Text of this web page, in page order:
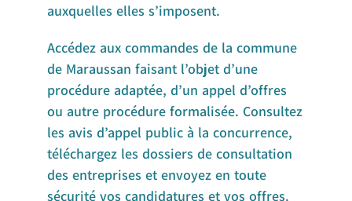
auxquelles elles s’imposent.
Accédez aux commandes de la commune
de Maraussan faisant l’objet d’une
procédure adaptée, d’un appel d’offres
ou autre procédure formalisée. Consultez
les avis d’appel public à la concurrence,
téléchargez les dossiers de consultation
des entreprises et envoyez en toute
sécurité vos candidatures et vos offres.